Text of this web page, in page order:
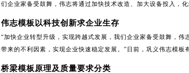
们企业家备受鼓舞，伟志将通过加快技术改造、加大设备投入，
伟志模板以科技创新求企业生存
“加快企业转型升级，实现跨越式发展，我们企业家备受鼓舞，
带来的不利因素，实现企业快速稳定发展。”日前，巩义伟志模板
桥梁模板原理及质量要求分类